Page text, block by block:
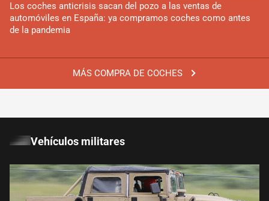
MÁS COMPRA DE COCHES
Los coches anticrisis sacan del pozo a las ventas de
automóviles en España: ya compramos coches como antes
de la pandemia
Vehículos militares